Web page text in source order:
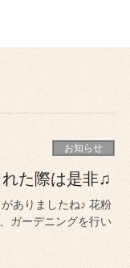
お知らせ
た際は是非♫
ありましたね♪ 花粉
ガーデニングを行い